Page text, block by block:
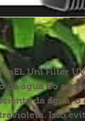
Uni Filter
da água do
da água, o
Isso